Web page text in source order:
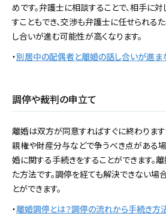
めです。弁護士に相談することで、相手に
すこともでき、交渉も弁護士に任せられる
し合いが進む可能性が高くなります。
・別居中の配偶者と離婚の話し合いが進ま
調停や裁判の申立て
離婚は双方が同意すればすぐに終わります
親権や財産分与などで争うべき点がある
婚に関する手続きをすることができます。
た方法です。調停を経ても解決できない場
とができます。
・離婚調停とは？調停の流れから手続き方